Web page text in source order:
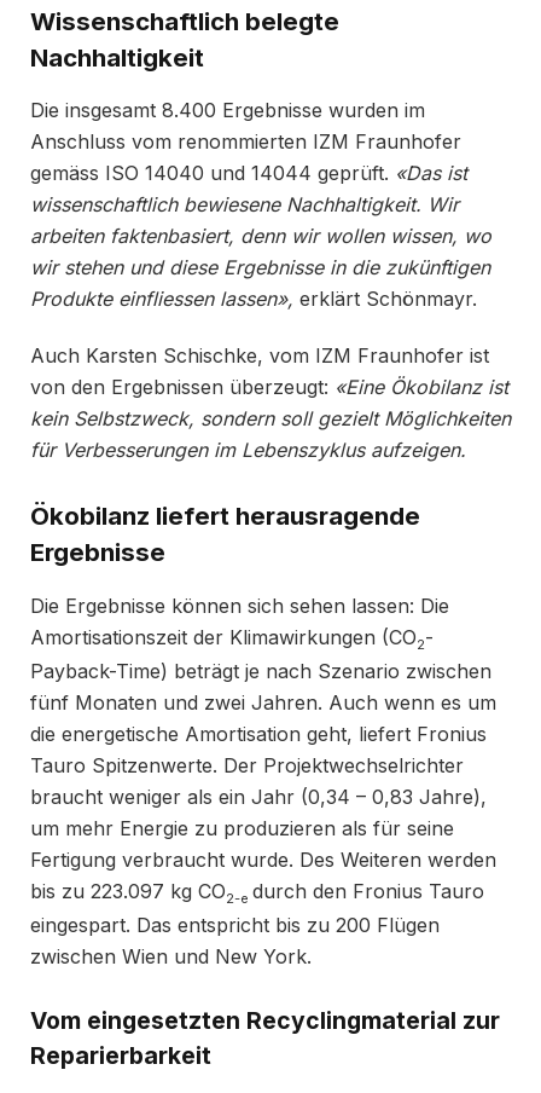
Wissenschaftlich belegte
Nachhaltigkeit
Die insgesamt 8.400 Ergebnisse wurden im
Anschluss vom renommierten IZM Fraunhofer
gemäss ISO 14040 und 14044 geprüft. «Das ist
wissenschaftlich bewiesene Nachhaltigkeit. Wir
arbeiten faktenbasiert, denn wir wollen wissen, wo
wir stehen und diese Ergebnisse in die zukünftigen
Produkte einfliessen lassen», erklärt Schönmayr.
Auch Karsten Schischke, vom IZM Fraunhofer ist
von den Ergebnissen überzeugt: «Eine Ökobilanz ist
kein Selbstzweck, sondern soll gezielt Möglichkeiten
für Verbesserungen im Lebenszyklus aufzeigen.
Ökobilanz liefert herausragende
Ergebnisse
Die Ergebnisse können sich sehen lassen: Die
Amortisationszeit der Klimawirkungen (CO2-
Payback-Time) beträgt je nach Szenario zwischen
fünf Monaten und zwei Jahren. Auch wenn es um
die energetische Amortisation geht, liefert Fronius
Tauro Spitzenwerte. Der Projektwechselrichter
braucht weniger als ein Jahr (0,34 – 0,83 Jahre),
um mehr Energie zu produzieren als für seine
Fertigung verbraucht wurde. Des Weiteren werden
bis zu 223.097 kg CO2-e durch den Fronius Tauro
eingespart. Das entspricht bis zu 200 Flügen
zwischen Wien und New York.
Vom eingesetzten Recyclingmaterial zur
Reparierbarkeit